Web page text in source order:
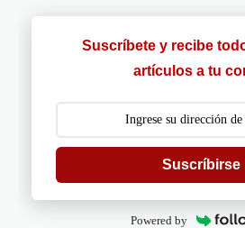
Suscríbete y recibe
artículos a tu
Suscríbirse
Powered by